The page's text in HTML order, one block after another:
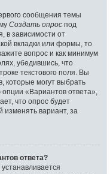
сообщения темы
Создать опрос под
в зависимости от
вкладки или формы, то
вопрос и как минимум
убедившись, что
текстового поля. Вы
которые могут выбрать
«Вариантов ответа»,
что опрос будет
изменять вариант, за
ответа?